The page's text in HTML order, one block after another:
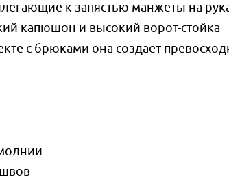
к запястью манжеты на
капюшон и высокий ворот-стойка
с брюками она создает